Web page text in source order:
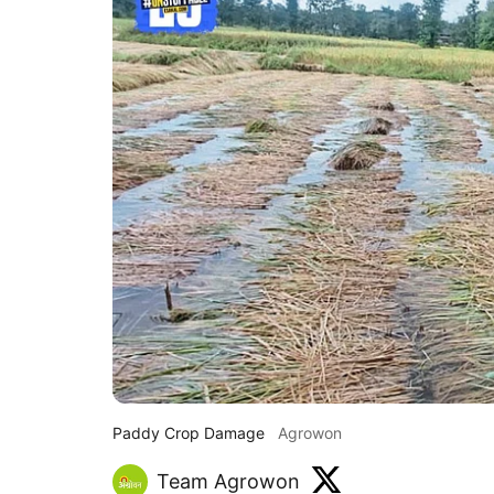
Paddy Crop Damage Agrowon
Team Agrowon